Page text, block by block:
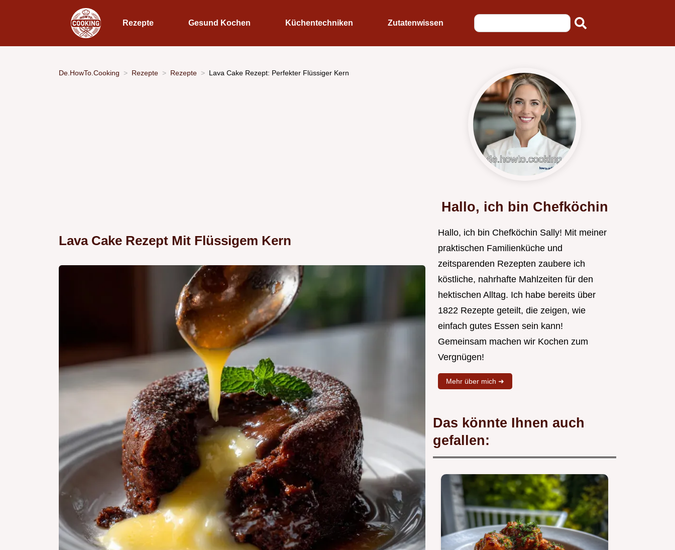
Rezepte Gesund Kochen Küchentechniken Zutatenwissen
De.HowTo.Cooking Rezepte Rezepte Lava Cake Rezept: Perfekter Flüssiger Kern
Lava Cake Rezept Mit Flüssigem Kern
Hallo, ich bin Chefköchin
Hallo, ich bin Chefköchin Sally! Mit meiner
praktischen Familienküche und
zeitsparenden Rezepten zaubere ich
köstliche, nahrhafte Mahlzeiten für den
hektischen Alltag. Ich habe bereits über
1822 Rezepte geteilt, die zeigen, wie
einfach gutes Essen sein kann!
Gemeinsam machen wir Kochen zum
Vergnügen!
Mehr über mich ➜
Das könnte Ihnen auch
gefallen: